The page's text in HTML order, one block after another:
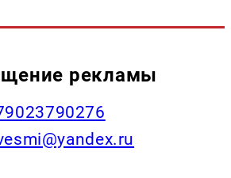
рекламы